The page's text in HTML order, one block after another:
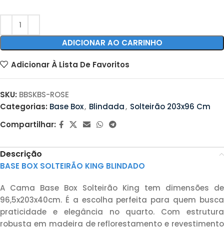
ADICIONAR AO CARRINHO
Adicionar À Lista De Favoritos
SKU: BBSKBS-ROSE
Categorias: Base Box, Blindada, Solteirão 203x96 Cm
Compartilhar:
Descrição
BASE BOX SOLTEIRÃO KING BLINDADO
A Cama Base Box Solteirão King tem dimensões de
96,5x203x40cm. É a escolha perfeita para quem busca
praticidade e elegância no quarto. Com estrutura
robusta em madeira de reflorestamento e revestimento